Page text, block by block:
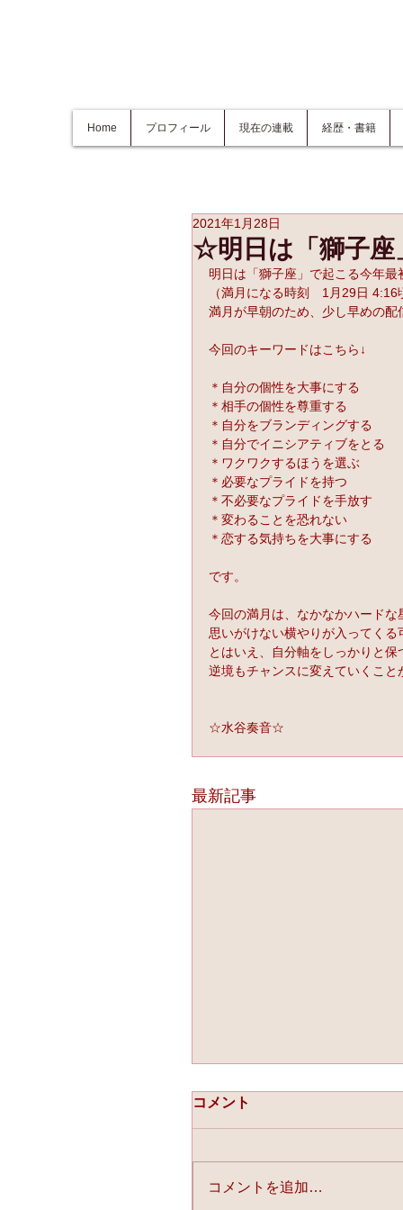
Home プロフィール 現在の連載 経歴・書籍
☆明日は「獅子座
2021年1月28日
明日は「獅子座」で起こる今年最
（満月になる時刻　1月29日 4:16
満月が早朝のため、少し早めの配
今回のキーワードはこちら↓
＊自分の個性を大事にする
＊相手の個性を尊重する
＊自分をブランディングする
＊自分でイニシアティブをとる
＊ワクワクするほうを選ぶ
＊必要なプライドを持つ
＊不必要なプライドを手放す
＊変わることを恐れない
＊恋する気持ちを大事にする
です。
今回の満月は、なかなかハードな
思いがけない横やりが入ってくる
とはいえ、自分軸をしっかりと保
逆境もチャンスに変えていくこと
☆水谷奏音☆
最新記事
コメント
コメントを追加…